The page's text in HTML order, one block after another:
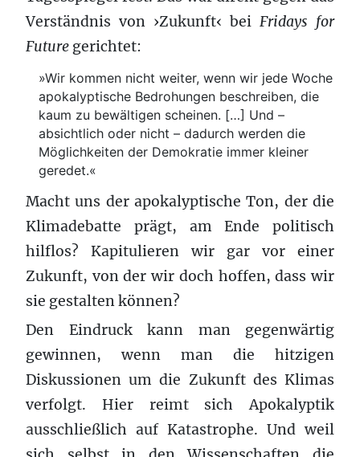
Verständnis von ›Zukunft‹ bei Fridays for
Future gerichtet:
»Wir kommen nicht weiter, wenn wir jede Woche
apokalyptische Bedrohungen beschreiben, die
kaum zu bewältigen scheinen. […] Und –
absichtlich oder nicht – dadurch werden die
Möglichkeiten der Demokratie immer kleiner
geredet.«
Macht uns der apokalyptische Ton, der die
Klimadebatte prägt, am Ende politisch
hilflos? Kapitulieren wir gar vor einer
Zukunft, von der wir doch hoffen, dass wir
sie gestalten können?
Den Eindruck kann man gegenwärtig
gewinnen, wenn man die hitzigen
Diskussionen um die Zukunft des Klimas
verfolgt. Hier reimt sich Apokalyptik
ausschließlich auf Katastrophe. Und weil